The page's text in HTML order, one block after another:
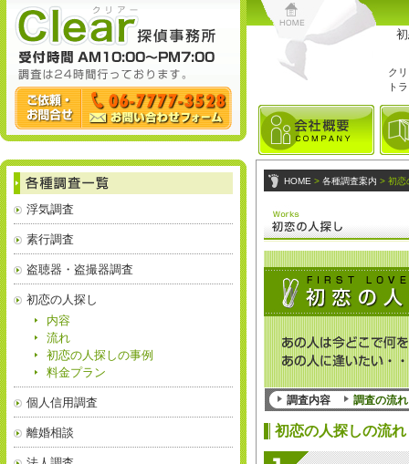
ク
ト
浮気調査
素行調査
盗聴器・盗撮器調査
初恋の人探し
内容
流れ
初恋の人探しの事例
料金プラン
個人信用調査
離婚相談
HOME > 各種調査案内 > 初恋
調査内容 調査の流れ
初恋の人探しの流れ